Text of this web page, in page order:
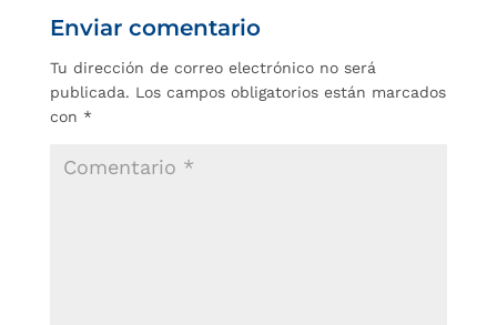
Enviar comentario
Tu dirección de correo electrónico no será
publicada. Los campos obligatorios están marcados
con *